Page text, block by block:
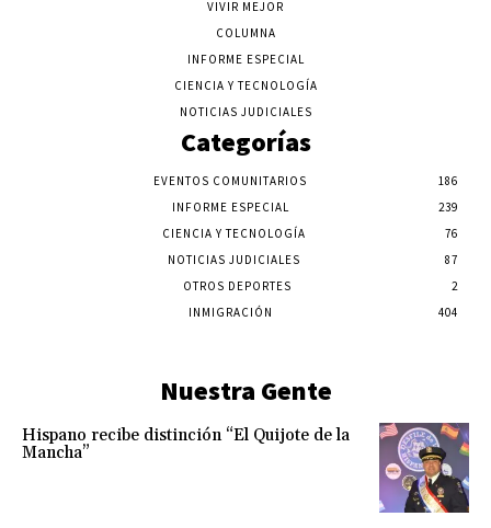
VIVIR MEJOR
COLUMNA
INFORME ESPECIAL
CIENCIA Y TECNOLOGÍA
NOTICIAS JUDICIALES
Categorías
EVENTOS COMUNITARIOS
186
INFORME ESPECIAL
239
CIENCIA Y TECNOLOGÍA
76
NOTICIAS JUDICIALES
87
OTROS DEPORTES
2
INMIGRACIÓN
404
Nuestra Gente
Hispano recibe distinción “El Quijote de la
Mancha”